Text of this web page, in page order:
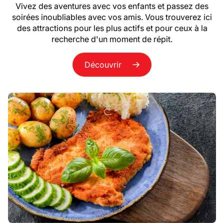
Vivez des aventures avec vos enfants et passez des
soirées inoubliables avec vos amis. Vous trouverez ici
des attractions pour les plus actifs et pour ceux à la
recherche d'un moment de répit.
Découvrir